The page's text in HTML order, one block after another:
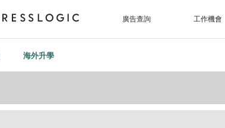
廣告查詢 工作機會
海外升學